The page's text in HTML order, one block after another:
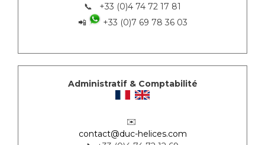
📞 +33 (0)4 74 72 17 81
📲
+33 (0)7 69 78 36 03
Administratif & Comptabilité
✉️
contact@duc-helices.com